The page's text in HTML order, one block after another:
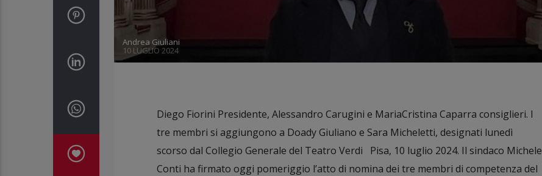
Andrea Giuliani
10 LUGLIO 2024
Diego Fiorini Presidente, Alessandro Carugini e MariaCristina Caparra consiglieri. I
tre membri si aggiungono a Doady Giuliano e Sara Micheletti, designati lunedì
scorso dal Collegio Generale del Teatro Verdi Pisa, 10 luglio 2024. Il sindaco Michele
Conti ha firmato oggi pomeriggio l’atto di nomina dei tre membri di competenza del